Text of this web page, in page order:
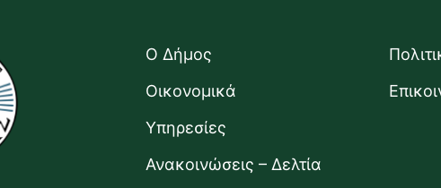
Ο Δήμος
Οικονομικά
Υπηρεσίες
Ανακοινώσεις – Δελτία